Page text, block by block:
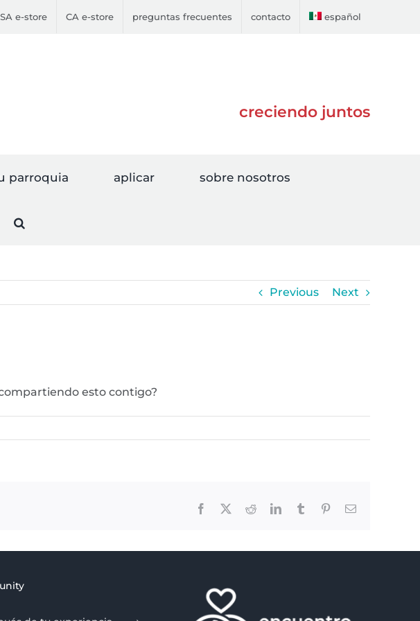
e-store CA e-store preguntas frecuentes contacto español
creciendo juntos
parroquia aplicar sobre nosotros
Previous Next
esto contigo?
Facebook RedditLinkedInTumblr PinterestEmail